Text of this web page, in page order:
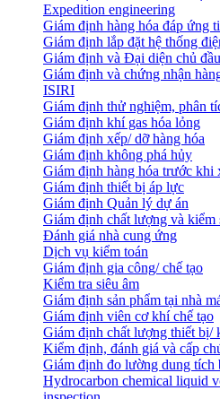
Expedition engineering
Giám định hàng hóa đáp ứng
Giám định lắp đặt hệ thống
Giám định và Đại diện chủ
Giám định và chứng nhận
ISIRI
Giám định thử nghiệm, phân
Giám định khí gas hóa lỏng
Giám định xếp/ dỡ hàng hóa
Giám định không phá hủy
Giám định hàng hóa trước khi
Giám định thiết bị áp lực
Giám định Quản lý dự án
Giám định chất lượng và kiểm
Đánh giá nhà cung ứng
Dịch vụ kiểm toán
Giám định gia công/ chế tạo
Kiểm tra siêu âm
Giám định sản phẩm tại nhà
Giám định viên cơ khí chế tạo
Giám định chất lượng thiết bị/
Kiểm định, đánh giá và cấp
Giám định đo lường dung tích
Hydrocarbon chemical liquid